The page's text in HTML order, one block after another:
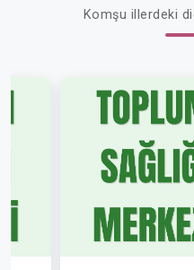
Komşu illerdeki